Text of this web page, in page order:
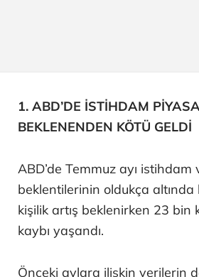
1. ABD’DE İSTİHDAM
BEKLENENDEN KÖTÜ GELDİ
ABD’de Temmuz ayı
beklentilerinin oldukça altında
kişilik artış beklenirken 23 bin
kaybı yaşandı.
Önceki aylara ilişkin verilerin